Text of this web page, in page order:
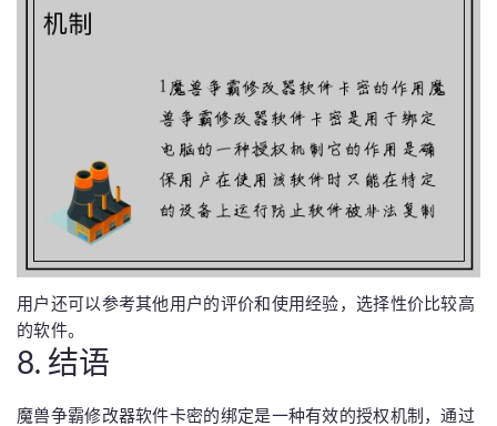
用户还可以参考其他用户的评价和使用经验，选择性价比较高
的软件。
8. 结语
魔兽争霸修改器软件卡密的绑定是一种有效的授权机制，通过